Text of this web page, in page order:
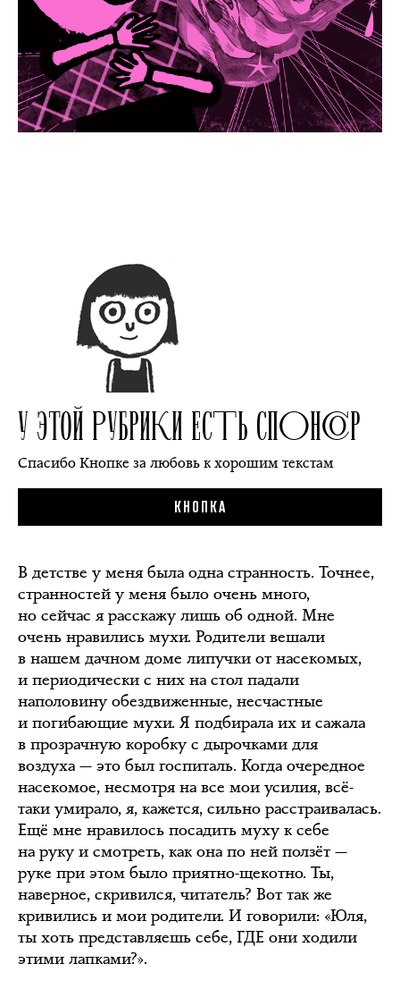
У ЭТОЙ РУБРИКИ ЕСТЬ СПОНСОР
Спасибо Кнопке за любовь к хорошим текстам
КНОПКА
В детстве у меня была одна странность. Точнее,
странностей у меня было очень много,
но сейчас я расскажу лишь об одной. Мне
очень нравились мухи. Родители вешали
в нашем дачном доме липучки от насекомых,
и периодически с них на стол падали
наполовину обездвиженные, несчастные
и погибающие мухи. Я подбирала их и сажала
в прозрачную коробку с дырочками для
воздуха — это был госпиталь. Когда очередное
насекомое, несмотря на все мои усилия, всё-
таки умирало, я, кажется, сильно расстраивалась.
Ещё мне нравилось посадить муху к себе
на руку и смотреть, как она по ней ползёт —
руке при этом было приятно-щекотно. Ты,
наверное, скривился, читатель? Вот так же
кривились и мои родители. И говорили: «Юля,
ты хоть представляешь себе, ГДЕ они ходили
этими лапками?».